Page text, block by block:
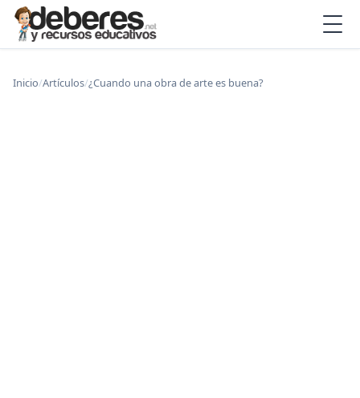
Inicio/Artículos/¿Cuando una obra de arte es buena?